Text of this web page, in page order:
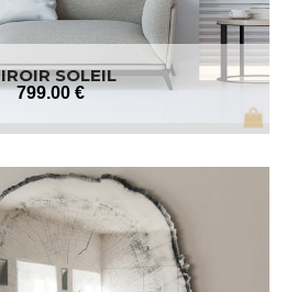
SOLEIL
799.00 €